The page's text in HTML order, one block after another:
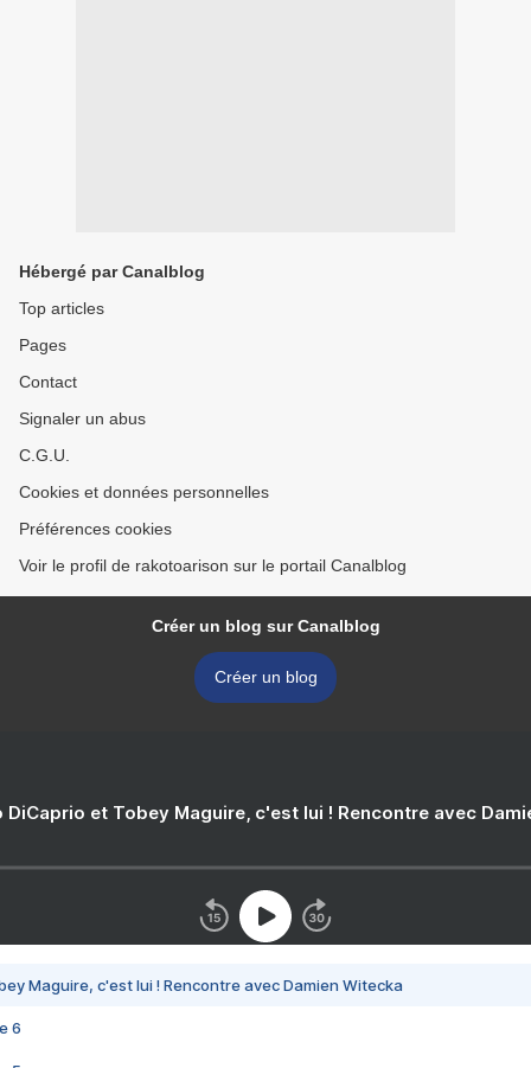
Hébergé par Canalblog
Top articles
Pages
Contact
Signaler un abus
C.G.U.
Cookies et données personnelles
Préférences cookies
Voir le profil de rakotoarison sur le portail Canalblog
Créer un blog sur Canalblog
Créer un blog
DiCaprio et Tobey Maguire, c'est lui ! Rencontre avec
Maguire, c'est lui ! Rencontre avec Damien Witecka
6